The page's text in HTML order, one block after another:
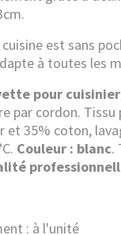
est sans
à toutes les
pour cuisinier
par cordon. Tissu
et 35% coton,
Couleur : blanc.
: à l'unité